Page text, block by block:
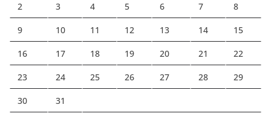
2 3 4 5 6 7 8
9 10 11 12 13 14 15
16 17 18 19 20 21 22
23 24 25 26 27 28 29
30 31